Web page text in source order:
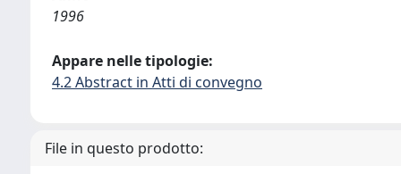
1996
Appare nelle tipologie:
4.2 Abstract in Atti di convegno
File in questo prodotto: